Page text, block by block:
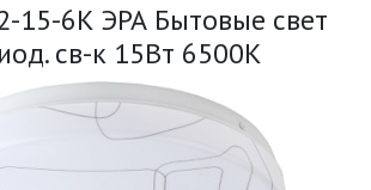
ПРОЖЕКТОРЫ
ФОНАРИ
САДОВО-ПАРКОВЫЕ
СВЕТИЛЬНИКИ
15-6K ЭРА Бытовые свет
св-к 15Вт 6500K